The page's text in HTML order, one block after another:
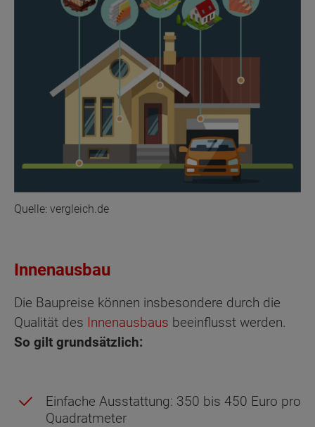
Quelle: vergleich.de
Innenausbau
Die Baupreise können insbesondere durch die
Qualität des Innenausbaus beeinflusst werden.
So gilt grundsätzlich:
Einfache Ausstattung: 350 bis 450 Euro pro
Quadratmeter